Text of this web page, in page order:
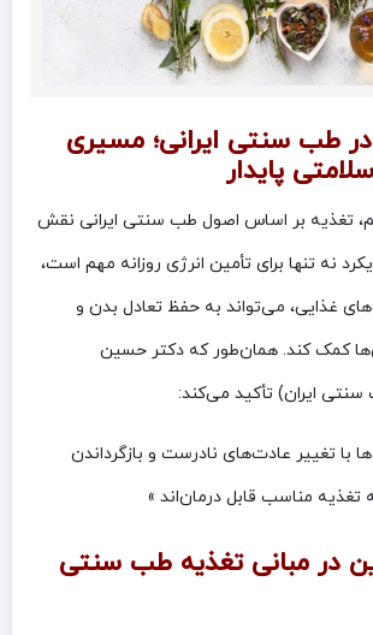
در طب سنتی ایرانی؛ مسیری
پایدار
تغذیه بر اساس اصول طب سنتی ایرانی نقش
نه تنها برای تأمین انرژی روزانه مهم است،
غذایی، می‌تواند به حفظ تعادل بدن و
کمک کند. همان‌طور که دکتر حسین
ایران) تأکید می‌کند:
با تغییر عادت‌های نادرست و بازگرداندن
تغذیه مناسب قابل درمان‌اند »
در مبانی تغذیه طب سنتی